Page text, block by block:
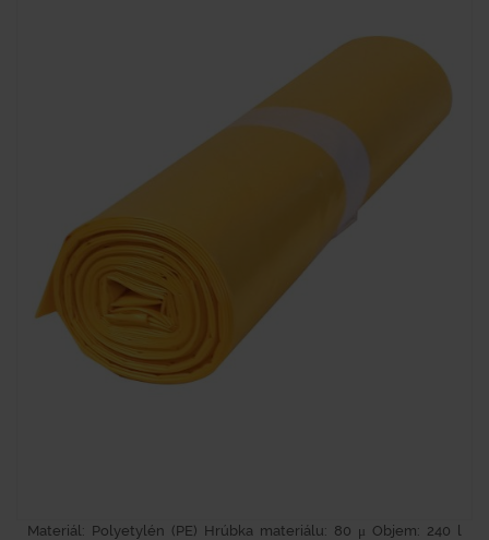
Materiál: Polyetylén (PE) Hrúbka materiálu: 80 μ Objem: 240 l